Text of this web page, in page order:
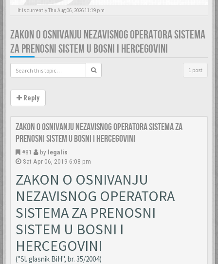
It is currently Thu Aug 06, 2026 11:19 pm
ZAKON O OSNIVANJU NEZAVISNOG OPERATORA SISTEMA
ZA PRENOSNI SISTEM U BOSNI I HERCEGOVINI
1 post
Reply
Zakon o osnivanju nezavisnog operatora sistema za
prenosni sistem u Bosni i Hercegovini
#81 by legalis
Sat Apr 06, 2019 6:08 pm
ZAKON O OSNIVANJU
NEZAVISNOG OPERATORA
SISTEMA ZA PRENOSNI
SISTEM U BOSNI I
HERCEGOVINI
("Sl. glasnik BiH", br. 35/2004)